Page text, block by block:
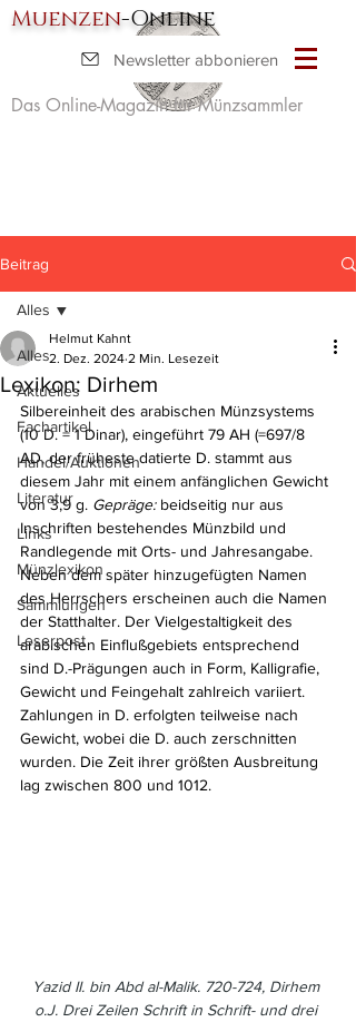
Muenzen-Online
Das Online-Magazin für Münzsammler
Newsletter abbonieren
Beitrag
Alles
Aktuelles
Fachartikel
Handel/Auktionen
Literatur
Links
Münzlexikon
Sammlungen
Leserpost
Alles
Lexikon: Dirhem
Helmut Kahnt
2. Dez. 2024 2 Min. Lesezeit
Silbereinheit des arabischen Münzsystems
(10 D. = 1 Dinar), eingeführt 79 AH (=697/8
AD, der früheste datierte D. stammt aus
diesem Jahr mit einem anfänglichen Gewicht
von 3,9 g. Gepräge: beidseitig nur aus
Inschriften bestehendes Münzbild und
Randlegende mit Orts- und Jahresangabe.
Neben dem später hinzugefügten Namen
des Herrschers erscheinen auch die Namen
der Statthalter. Der Vielgestaltigkeit des
arabischen Einflußgebiets entsprechend
sind D.-Prägungen auch in Form, Kalligrafie,
Gewicht und Feingehalt zahlreich variiert.
Zahlungen in D. erfolgten teilweise nach
Gewicht, wobei die D. auch zerschnitten
wurden. Die Zeit ihrer größten Ausbreitung
lag zwischen 800 und 1012.
Yazid II. bin Abd al-Malik. 720-724, Dirhem
o.J. Drei Zeilen Schrift in Schrift- und drei